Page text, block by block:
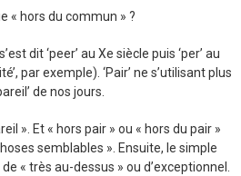
« hors du commun » ?
dit ‘peer’ au Xe siècle puis ‘per’ au
par exemple). ‘Pair’ ne s’utilisant plus
de nos jours.
». Et « hors pair » ou « hors du pair »
semblables ». Ensuite, le simple
« très au-dessus » ou d’exceptionnel.